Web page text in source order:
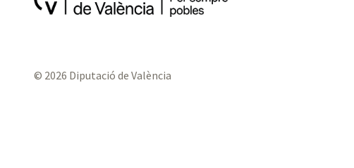
© 2026 Diputació de València